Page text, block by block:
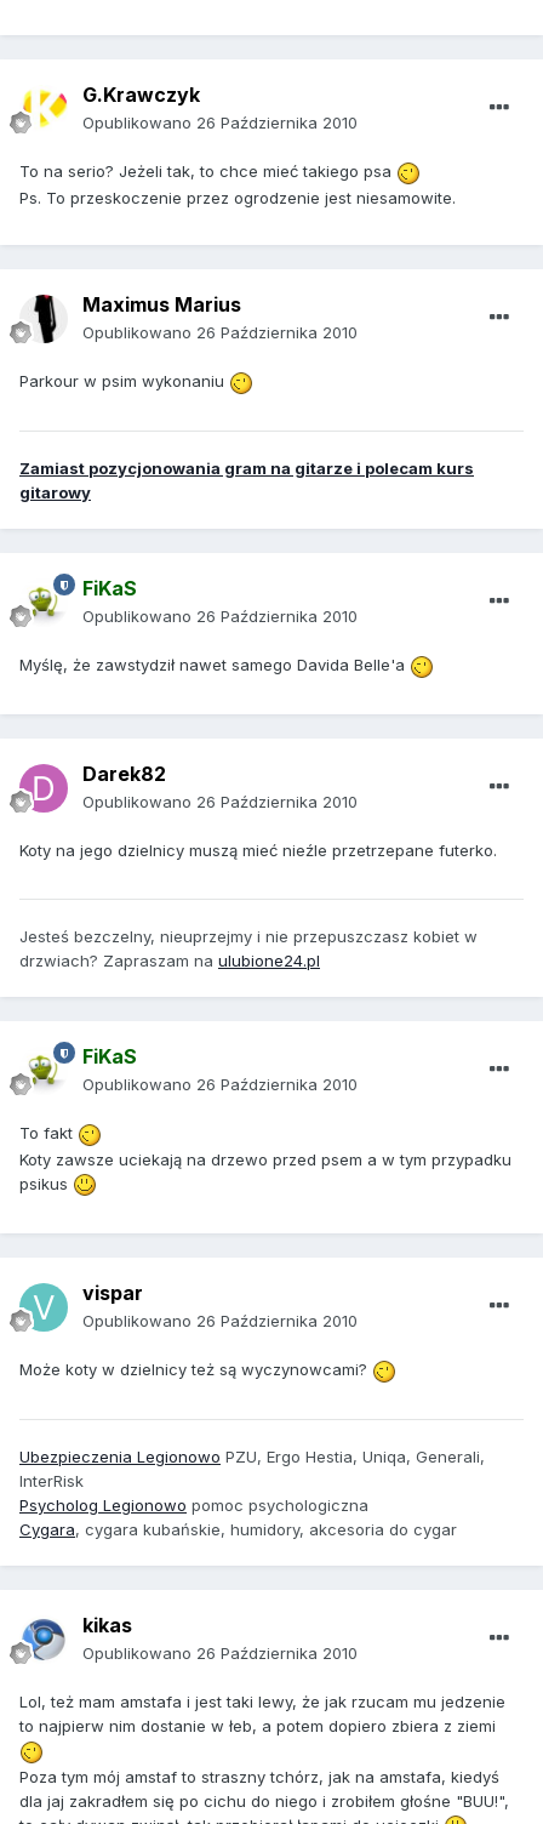
G.Krawczyk
Opublikowano 26 Października 2010
To na serio? Jeżeli tak, to chce mieć takiego psa
Ps. To przeskoczenie przez ogrodzenie jest niesamowite.
Maximus Marius
Opublikowano 26 Października 2010
Parkour w psim wykonaniu
Zamiast pozycjonowania gram na gitarze i polecam kurs
gitarowy
FiKaS
Opublikowano 26 Października 2010
Myślę, że zawstydził nawet samego Davida Belle'a
Darek82
Opublikowano 26 Października 2010
Koty na jego dzielnicy muszą mieć nieźle przetrzepane futerko.
Jesteś bezczelny, nieuprzejmy i nie przepuszczasz kobiet w
drzwiach? Zapraszam na ulubione24.pl
FiKaS
Opublikowano 26 Października 2010
To fakt
Koty zawsze uciekają na drzewo przed psem a w tym przypadku
psikus
vispar
Opublikowano 26 Października 2010
Może koty w dzielnicy też są wyczynowcami?
Ubezpieczenia Legionowo PZU, Ergo Hestia, Uniqa, Generali,
InterRisk
Psycholog Legionowo pomoc psychologiczna
Cygara, cygara kubańskie, humidory, akcesoria do cygar
kikas
Opublikowano 26 Października 2010
Lol, też mam amstafa i jest taki lewy, że jak rzucam mu jedzenie
to najpierw nim dostanie w łeb, a potem dopiero zbiera z ziemi
Poza tym mój amstaf to straszny tchórz, jak na amstafa, kiedyś
dla jaj zakradłem się po cichu do niego i zrobiłem głośne "BUU!",